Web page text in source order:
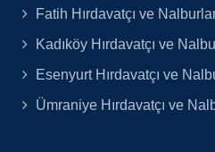
Fatih Hırdavatçı ve
Kadıköy Hırdavatçı ve
Esenyurt Hırdavatçı ve
Ümraniye Hırdavatçı ve